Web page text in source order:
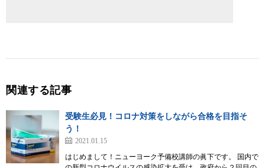
関連する記事
受験生必見！コロナ対策をしながら合格を目指そ
う！
2021.01.15
はじめまして！ニューヨーク予備校講師の眞下です。 国内で